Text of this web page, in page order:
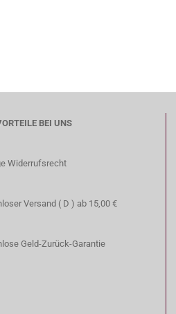
BEI UNS
Widerrufsrecht
Versand ( D ) ab 15,00 €
Geld-Zurück-Garantie